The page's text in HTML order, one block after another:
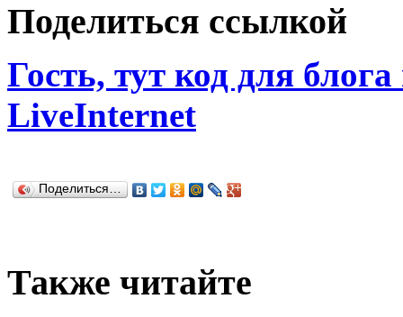
Поделиться ссылкой
Гость, тут код для
LiveInternet
Поделиться…
Также читайте